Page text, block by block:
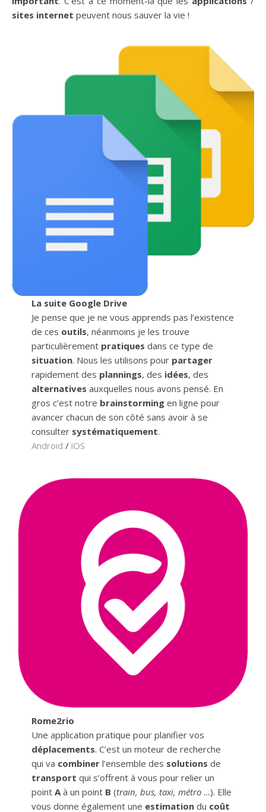
sites internet peuvent nous sauver la vie !
La suite Google Drive
Je pense que je ne vous apprends pas l’existence
de ces outils, néanmoins je les trouve
particulièrement pratiques dans ce type de
situation. Nous les utilisons pour partager
rapidement des plannings, des idées, des
alternatives auxquelles nous avons pensé. En
gros c’est notre brainstorming en ligne pour
avancer chacun de son côté sans avoir à se
consulter systématiquement.
Android / iOS
Rome2rio
Une application pratique pour planifier vos
déplacements. C’est un moteur de recherche
qui va combiner l’ensemble des solutions de
transport qui s’offrent à vous pour relier un
point Aà un point B (train, bus, taxi, métro …). Elle
vous donne également une estimation du coût